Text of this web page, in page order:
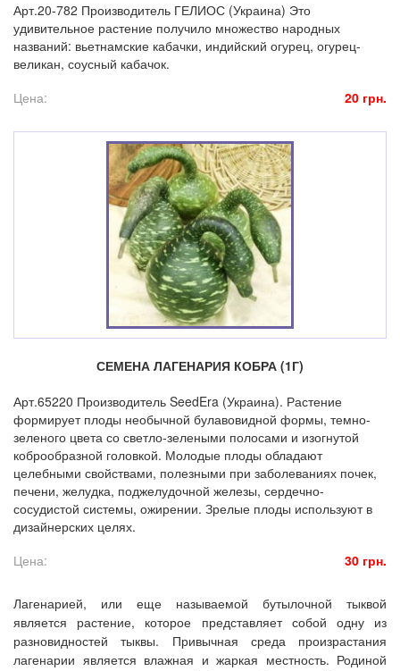
Арт.20-782 Производитель ГЕЛИОС (Украина) Это
удивительное растение получило множество народных
названий: вьетнамские кабачки, индийский огурец, огурец-
великан, соусный кабачок.
Цена:
20 грн.
СЕМЕНА ЛАГЕНАРИЯ КОБРА (1Г)
Арт.65220 Производитель SeedEra (Украина). Растение
формирует плоды необычной булавовидной формы, темно-
зеленого цвета со светло-зелеными полосами и изогнутой
коброобразной головкой. Молодые плоды обладают
целебными свойствами, полезными при заболеваниях почек,
печени, желудка, поджелудочной железы, сердечно-
сосудистой системы, ожирении. Зрелые плоды используют в
дизайнерских целях.
Цена:
30 грн.
Лагенарией, или еще называемой бутылочной тыквой
является растение, которое представляет собой одну из
разновидностей тыквы. Привычная среда произрастания
лагенарии является влажная и жаркая местность. Родиной